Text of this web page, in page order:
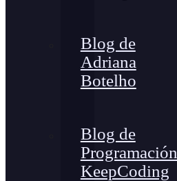
Blog de
Adriana
Botelho
Blog de
Programación
KeepCoding